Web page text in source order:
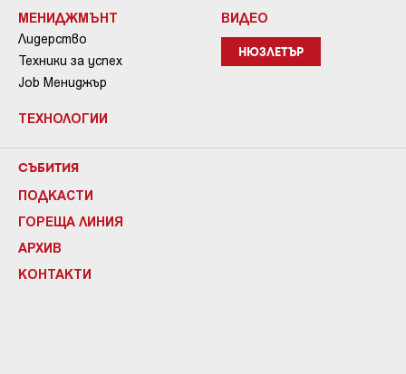
МЕНИДЖМЪНТ
Лидерство
Техники за успех
Job Мениджър
ТЕХНОЛОГИИ
ВИДЕО
НЮЗЛЕТЪР
СЪБИТИЯ
ПОДКАСТИ
ГОРЕЩА ЛИНИЯ
АРХИВ
КОНТАКТИ